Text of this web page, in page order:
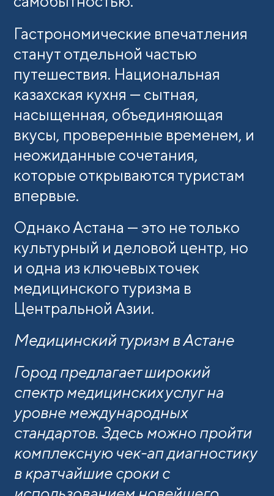
Гастрономические впечатления
станут отдельной частью
путешествия. Национальная
казахская кухня — сытная,
насыщенная, объединяющая
вкусы, проверенные временем, и
неожиданные сочетания,
которые открываются туристам
впервые.
Однако Астана — это не только
культурный и деловой центр, но
и одна из ключевых точек
медицинского туризма в
Центральной Азии.
Медицинский туризм в Астане
Город предлагает широкий
спектр медицинских услуг на
уровне международных
стандартов. Здесь можно пройти
комплексную чек-ап диагностику
в кратчайшие сроки с